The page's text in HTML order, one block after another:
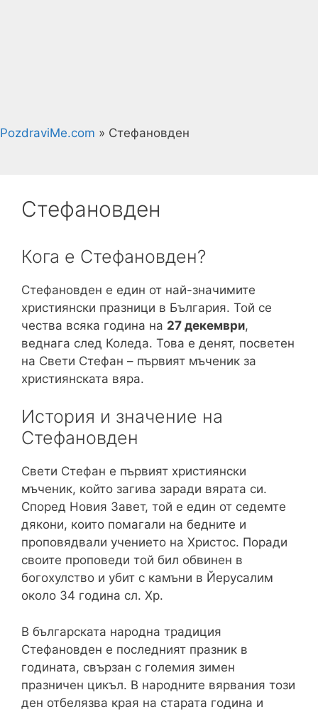
PozdraviMe.com » Стефановден
Стефановден
Кога е Стефановден?
Стефановден е един от най-значимите
християнски празници в България. Той се
чества всяка година на 27 декември,
веднага след Коледа. Това е денят, посветен
на Свети Стефан – първият мъченик за
християнската вяра.
История и значение на
Стефановден
Свети Стефан е първият християнски
мъченик, който загива заради вярата си.
Според Новия Завет, той е един от седемте
дякони, които помагали на бедните и
проповядвали учението на Христос. Поради
своите проповеди той бил обвинен в
богохулство и убит с камъни в Йерусалим
около 34 година сл. Хр.
В българската народна традиция
Стефановден е последният празник в
годината, свързан с големия зимен
празничен цикъл. В народните вярвания този
ден отбелязва края на старата година и